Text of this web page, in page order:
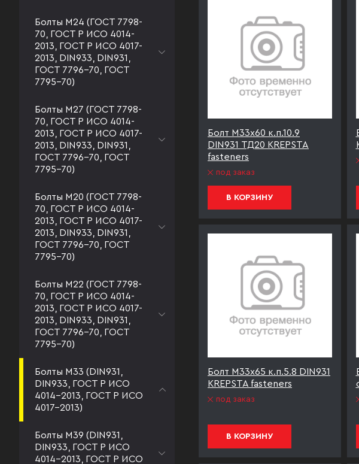
Болты М24 (ГОСТ 7798-
70, ГОСТ Р ИСО 4014-
2013, ГОСТ Р ИСО 4017-
2013, DIN933, DIN931,
ГОСТ 7796-70, ГОСТ
7795-70)
Болты М27 (ГОСТ 7798-
70, ГОСТ Р ИСО 4014-
2013, ГОСТ Р ИСО 4017-
2013, DIN933, DIN931,
ГОСТ 7796-70, ГОСТ
7795-70)
Болты М20 (ГОСТ 7798-
70, ГОСТ Р ИСО 4014-
2013, ГОСТ Р ИСО 4017-
2013, DIN933, DIN931,
ГОСТ 7796-70, ГОСТ
7795-70)
Болты М22 (ГОСТ 7798-
70, ГОСТ Р ИСО 4014-
2013, ГОСТ Р ИСО 4017-
2013, DIN933, DIN931,
ГОСТ 7796-70, ГОСТ
7795-70)
Болты М33 (DIN931,
DIN933, ГОСТ Р ИСО
4014-2013, ГОСТ Р ИСО
4017-2013)
Болты М39 (DIN931,
DIN933, ГОСТ Р ИСО
4014-2013, ГОСТ Р ИСО
Болт М33х60 к.п.10.9
DIN931 ТД20 KREPSTA
fasteners
под заказ
В КОРЗИНУ
Болт М33х65 к.п.5.8 DIN931
KREPSTA fasteners
под заказ
В КОРЗИНУ